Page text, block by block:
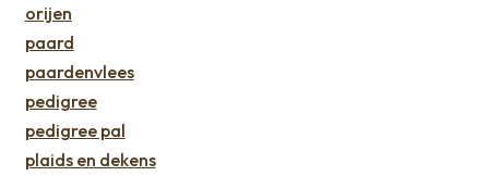
orijen
paard
paardenvlees
pedigree
pedigree pal
plaids en dekens